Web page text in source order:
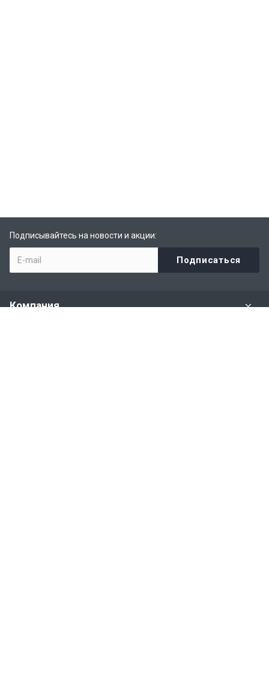
Подписывайтесь на новости и акции:
Компания